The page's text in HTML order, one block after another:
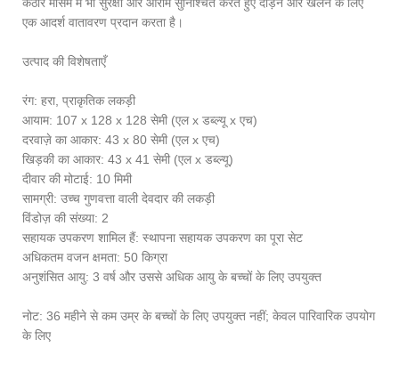
एक आदर्श वातावरण प्रदान करता है।
उत्पाद की विशेषताएँ
रंग: हरा, प्राकृतिक लकड़ी
आयाम: 107 x 128 x 128 सेमी (एल x डब्ल्यू x एच)
दरवाज़े का आकार: 43 x 80 सेमी (एल x एच)
खिड़की का आकार: 43 x 41 सेमी (एल x डब्ल्यू)
दीवार की मोटाई: 10 मिमी
सामग्री: उच्च गुणवत्ता वाली देवदार की लकड़ी
विंडोज़ की संख्या: 2
सहायक उपकरण शामिल हैं: स्थापना सहायक उपकरण का पूरा सेट
अधिकतम वजन क्षमता: 50 किग्रा
अनुशंसित आयु: 3 वर्ष और उससे अधिक आयु के बच्चों के लिए उपयुक्त
नोट: 36 महीने से कम उम्र के बच्चों के लिए उपयुक्त नहीं; केवल पारिवारिक उपयोग
के लिए